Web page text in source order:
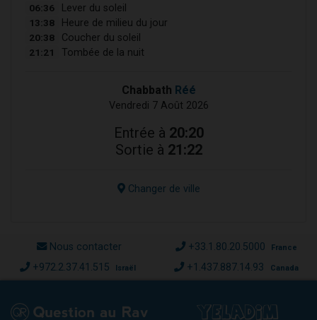
06:36 Lever du soleil
13:38 Heure de milieu du jour
20:38 Coucher du soleil
21:21 Tombée de la nuit
Chabbath Réé
Vendredi 7 Août 2026
Entrée à 20:20
Sortie à 21:22
Changer de ville
Nous contacter +33.1.80.20.5000 France
+972.2.37.41.515 Israël +1.437.887.14.93 Canada